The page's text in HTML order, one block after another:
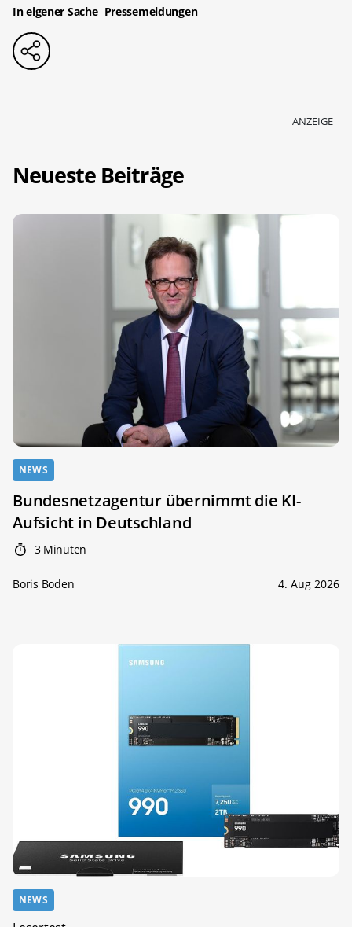
In eigener Sache Pressemeldungen
ANZEIGE
Neueste Beiträge
NEWS
Bundesnetzagentur übernimmt die KI-
Aufsicht in Deutschland
3 Minuten
Boris Boden 4. Aug 2026
NEWS